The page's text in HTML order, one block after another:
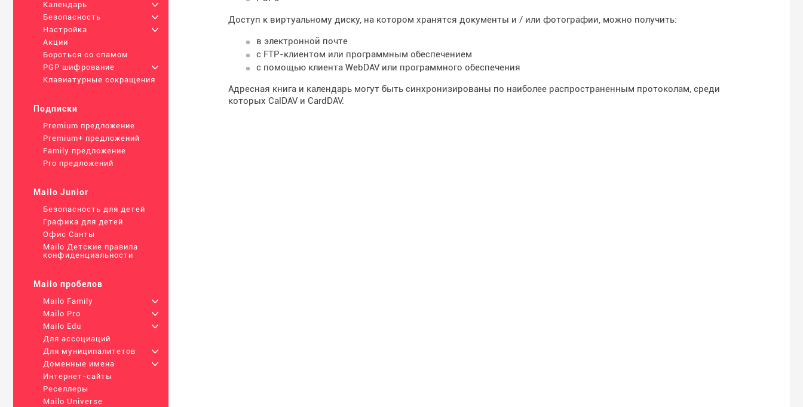
Календарь
+
Безопасность
+
Настройка
+
Акции
Бороться со спамом
PGP шифрование
+
Клавиатурные сокращения
Подписки
Premium предложение
Premium+ предложений
Family предложение
Pro предложений
Mailo Junior
Безопасность для детей
Графика для детей
Офис Санты
Mailo Детские правила
конфиденциальности
Mailo пробелов
Mailo Family
+
Mailo Pro
+
Mailo Edu
+
Для ассоциаций
Для муниципалитетов
+
Доменные имена
+
Интернет-сайты
Реселлеры
Mailo Universe
Доступ к виртуальному диску, на котором хранятся документы и / или фотографии, можно получить:
в электронной почте
с FTP-клиентом или программным обеспечением
с помощью клиента WebDAV или программного обеспечения
Адресная книга и календарь могут быть синхронизированы по наиболее распространенным протоколам, среди
которых CalDAV и CardDAV.